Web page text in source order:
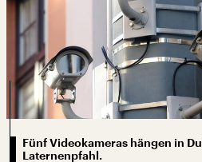
Fünf Videokameras hängen in
Laternenpfahl.